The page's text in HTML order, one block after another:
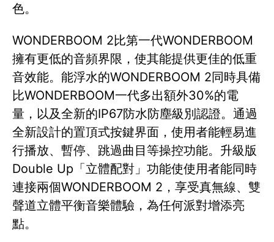
色。
WONDERBOOM 2比第一代WONDERBOOM
擁有更低的音頻界限，使其能提供更佳的低重
音效能。能浮水的WONDERBOOM 2同時具備
比WONDERBOOM一代多出額外30%的電
量，以及全新的IP67防水防塵級別認證。通過
全新設計的置頂式按鍵界面，使用者能輕易進
行播放、暫停、跳過曲目等操控功能。升級版
Double Up「立體配對」功能使使用者能同時
連接兩個WONDERBOOM 2，享受真無線、雙
聲道立體平衡音樂體驗，為任何派對增添亮
點。